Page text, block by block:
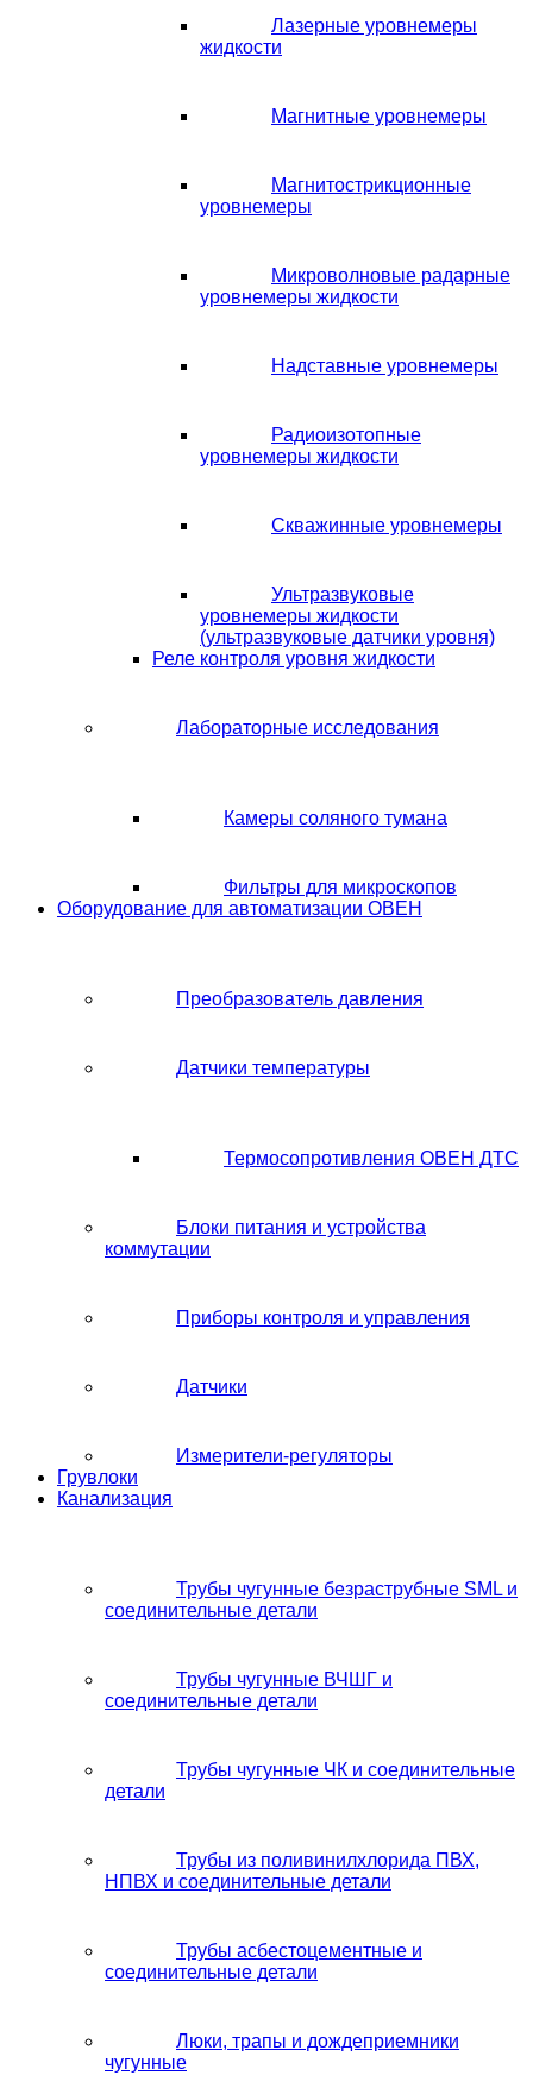
Лазерные уровнемеры
жидкости
Магнитные уровнемеры
Магнитострикционные
уровнемеры
Микроволновые радарные
уровнемеры жидкости
Надставные уровнемеры
Радиоизотопные
уровнемеры жидкости
Скважинные уровнемеры
Ультразвуковые
уровнемеры жидкости
(ультразвуковые датчики уровня)
Реле контроля уровня жидкости
Лабораторные исследования
Камеры соляного тумана
Фильтры для микроскопов
Оборудование для автоматизации ОВЕН
Преобразователь давления
Датчики температуры
Термосопротивления ОВЕН ДТС
Блоки питания и устройства
коммутации
Приборы контроля и управления
Датчики
Измерители-регуляторы
Грувлоки
Канализация
Трубы чугунные безраструбные SML и
соединительные детали
Трубы чугунные ВЧШГ и
соединительные детали
Трубы чугунные ЧК и соединительные
детали
Трубы из поливинилхлорида ПВХ,
НПВХ и соединительные детали
Трубы асбестоцементные и
соединительные детали
Люки, трапы и дождеприемники
чугунные